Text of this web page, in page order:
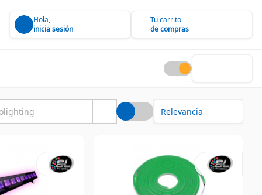
Hola,
inicia sesión
Tu carrito
de compras